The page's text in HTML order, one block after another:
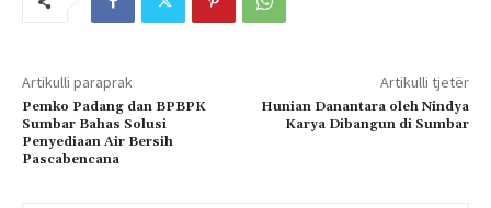
Artikulli paraprak
Pemko Padang dan BPBPK
Sumbar Bahas Solusi
Penyediaan Air Bersih
Pascabencana
Artikulli tjetër
Hunian Danantara oleh Nindya
Karya Dibangun di Sumbar